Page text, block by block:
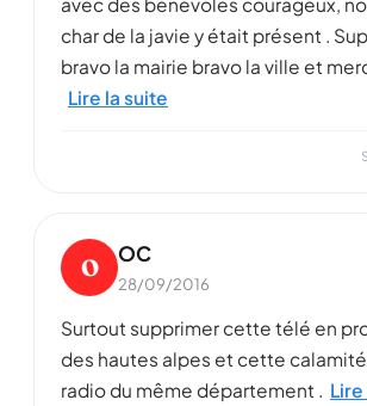
char de la javie y était présent .
bravo la mairie bravo la ville et
Lire la suite
O OC
28/09/2016
Surtout supprimer cette télé en
des hautes alpes et cette
radio du même département .